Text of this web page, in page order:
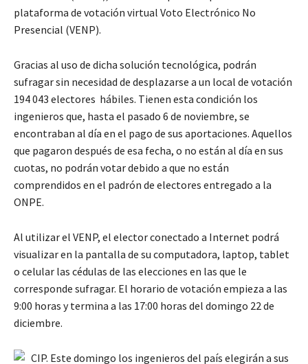
plataforma de votación virtual Voto Electrónico No
Presencial (VENP).
Gracias al uso de dicha solución tecnológica, podrán
sufragar sin necesidad de desplazarse a un local de votación
194 043 electores hábiles. Tienen esta condición los
ingenieros que, hasta el pasado 6 de noviembre, se
encontraban al día en el pago de sus aportaciones. Aquellos
que pagaron después de esa fecha, o no están al día en sus
cuotas, no podrán votar debido a que no están
comprendidos en el padrón de electores entregado a la
ONPE.
Al utilizar el VENP, el elector conectado a Internet podrá
visualizar en la pantalla de su computadora, laptop, tablet
o celular las cédulas de las elecciones en las que le
corresponde sufragar. El horario de votación empieza a las
9:00 horas y termina a las 17:00 horas del domingo 22 de
diciembre.